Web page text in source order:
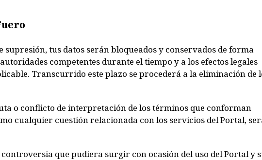
supresión, tus datos serán bloqueados y conservados de forma
competentes durante el tiempo y a los efectos legales
Transcurrido este plazo se procederá a la eliminación de
o conflicto de interpretación de los términos que conforman
cualquier cuestión relacionada con los servicios del Portal,
que pudiera surgir con ocasión del uso del Portal y